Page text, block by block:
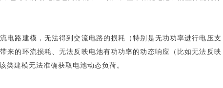
电路建模，无法得到交流电路的损耗（特别是无功功率进行电压支
来的环流损耗、无法反映电池有功功率的动态响应（比如无法反映
类建模无法准确获取电池动态负荷。